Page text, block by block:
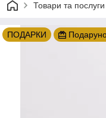
Товари та послуги
ПОДАРКИ